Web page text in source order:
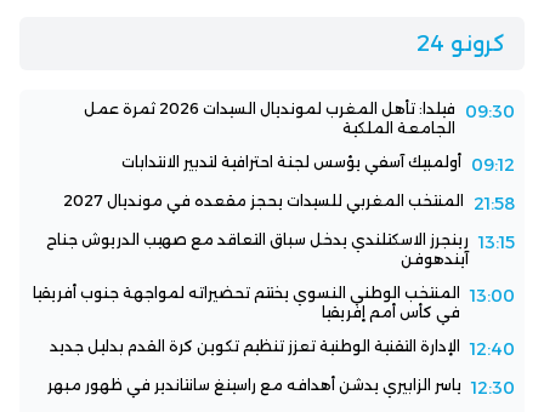
كرونو 24
09:30
فيلدا: تأهل المغرب لمونديال السيدات 2026 ثمرة عمل
الجامعة الملكية
09:12 أولمبيك آسفي يؤسس لجنة احترافية لتدبير الانتدابات
21:58 المنتخب المغربي للسيدات يحجز مقعده في مونديال 2027
13:15 رينجرز الاسكتلندي يدخل سباق التعاقد مع صهيب الدريوش جناح
آيندهوفن
13:00
المنتخب الوطني النسوي يختتم تحضيراته لمواجهة جنوب أفريقيا
في كأس أمم إفريقيا
12:40 الإدارة التقنية الوطنية تعزز تنظيم تكوين كرة القدم بدليل جديد
12:30 ياسر الزابيري يدشن أهدافه مع راسينغ سانتاندير في ظهور مبهر